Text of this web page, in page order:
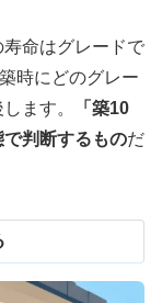
命はグレードで
時にどのグレー
ます。
「築10
判断するものだ